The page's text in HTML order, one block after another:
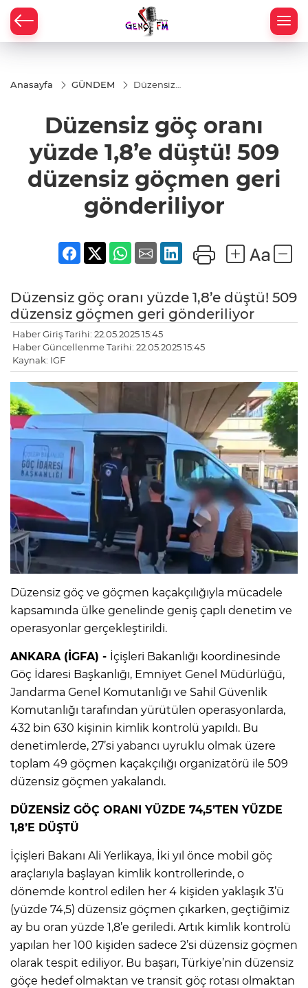
Anasayfa GÜNDEM
Düzensiz
düştü! 509
düzensiz
göçmen
geri
gönderiliyor
Düzensiz göç oranı
yüzde 1,8’e düştü! 509
düzensiz göçmen geri
gönderiliyor
Düzensiz göç oranı yüzde 1,8’e düştü! 509
düzensiz göçmen geri gönderiliyor
Haber Giriş Tarihi: 22.05.2025 15:45
Haber Güncellenme Tarihi: 22.05.2025 15:45
Kaynak: IGF
Düzensiz göç ve göçmen kaçakçılığıyla mücadele
kapsamında ülke genelinde geniş çaplı denetim ve
operasyonlar gerçekleştirildi.
ANKARA (İGFA) - İçişleri Bakanlığı koordinesinde
Göç İdaresi Başkanlığı, Emniyet Genel Müdürlüğü,
Jandarma Genel Komutanlığı ve Sahil Güvenlik
Komutanlığı tarafından yürütülen operasyonlarda,
432 bin 630 kişinin kimlik kontrolü yapıldı. Bu
denetimlerde, 27’si yabancı uyruklu olmak üzere
toplam 49 göçmen kaçakçılığı organizatörü ile 509
düzensiz göçmen yakalandı.
DÜZENSİZ GÖÇ ORANI YÜZDE 74,5’TEN YÜZDE
1,8’E DÜŞTÜ
İçişleri Bakanı Ali Yerlikaya, İki yıl önce mobil göç
araçlarıyla başlayan kimlik kontrollerinde, o
dönemde kontrol edilen her 4 kişiden yaklaşık 3’ü
(yüzde 74,5) düzensiz göçmen çıkarken, geçtiğimiz
ay bu oran yüzde 1,8’e geriledi. Artık kimlik kontrolü
yapılan her 100 kişiden sadece 2’si düzensiz göçmen
olarak tespit ediliyor. Bu başarı, Türkiye’nin düzensiz
göçe hedef olmaktan ve transit göç rotası olmaktan